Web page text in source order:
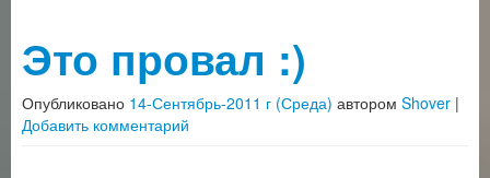
Это провал :)
Опубликовано 14-Сентябрь-2011 г (Среда) автором Shover |
Добавить комментарий